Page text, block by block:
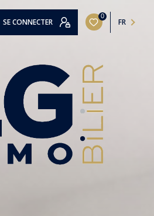
SE CONNECTER
0
FR